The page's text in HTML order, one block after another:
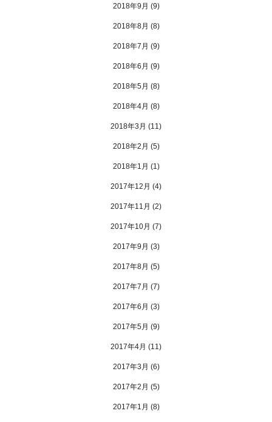
2018年9月 (9)
2018年8月 (8)
2018年7月 (9)
2018年6月 (9)
2018年5月 (8)
2018年4月 (8)
2018年3月 (11)
2018年2月 (5)
2018年1月 (1)
2017年12月 (4)
2017年11月 (2)
2017年10月 (7)
2017年9月 (3)
2017年8月 (5)
2017年7月 (7)
2017年6月 (3)
2017年5月 (9)
2017年4月 (11)
2017年3月 (6)
2017年2月 (5)
2017年1月 (8)